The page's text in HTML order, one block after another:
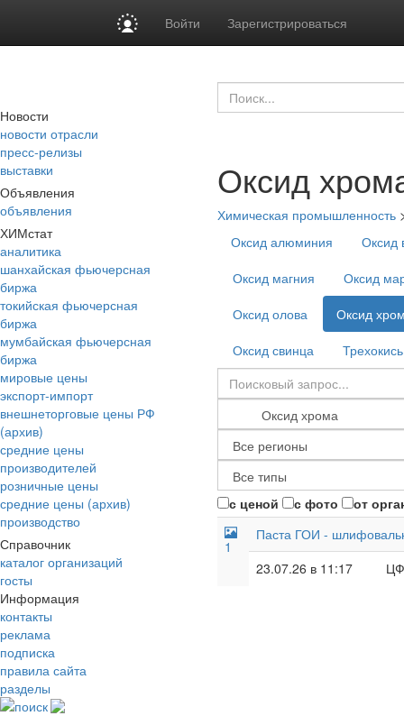
Войти Зарегистрироваться
Новости
новости отрасли
пресс-релизы
выставки
Объявления
объявления
ХИМстат
аналитика
шанхайская фьючерсная
биржа
токийская фьючерсная
биржа
мумбайская фьючерсная
биржа
мировые цены
экспорт-импорт
внешнеторговые цены РФ
(архив)
средние цены
производителей
розничные цены
средние цены (архив)
производство
Справочник
каталог организаций
госты
Информация
контакты
реклама
подписка
правила сайта
разделы
поиск
Оксид
Химическая промышленность
Оксид алюминия
Оксид
Оксид магния
Оксид
Оксид олова
Оксид
Оксид свинца
с ценой с фото от
1
Паста ГОИ -
23.07.26 в 11:17